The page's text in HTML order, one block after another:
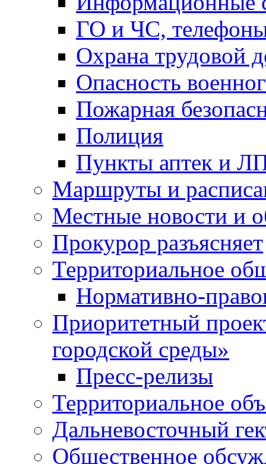
ГО и ЧС,
Охрана трудовой
Опасность
Пожарная
Полиция
Пункты аптек и
Маршруты и
Местные новости и
Прокурор разъясняет
Территориальное
Нормативно-
Приоритетный
городской среды»
Пресс-релизы
Территориальное
Дальневосточный
Общественное